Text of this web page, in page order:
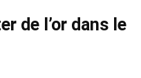
de l’or dans le